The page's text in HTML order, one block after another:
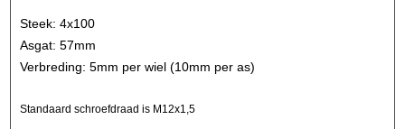
Steek: 4x100
Asgat: 57mm
Verbreding: 5mm per wiel (10mm per as)
Standaard schroefdraad is M12x1,5